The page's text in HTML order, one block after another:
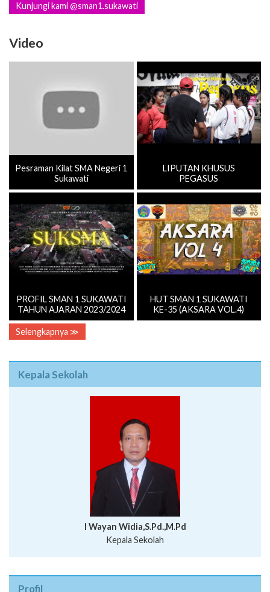
Kunjungi kami @sman1.sukawati
Video
Pesraman Kilat SMA Negeri 1
Sukawati
LIPUTAN KHUSUS
PEGASUS
PROFIL SMAN 1 SUKAWATI
TAHUN AJARAN 2023/2024
HUT SMAN 1 SUKAWATI
KE-35 (AKSARA VOL.4)
Selengkapnya ≫
Kepala Sekolah
I Wayan Widia,S.Pd.,M.Pd
Kepala Sekolah
Profil